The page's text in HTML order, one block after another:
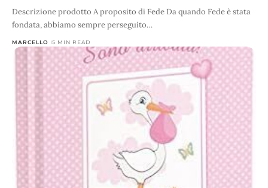
Descrizione prodotto A proposito di Fede Da quando Fede è stata
fondata, abbiamo sempre perseguito…
MARCELLO 5 MIN READ